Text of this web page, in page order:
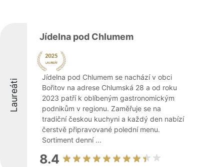
Laureáti
Jídelna pod Chlumem
Jídelna pod Chlumem se nachází v obci
Bořitov na adrese Chlumská 28 a od roku
2023 patří k oblíbeným gastronomickým
podnikům v regionu. Zaměřuje se na
tradiční českou kuchyni a každý den nabízí
čerstvě připravované polední menu.
Sortiment denní ...
8.4